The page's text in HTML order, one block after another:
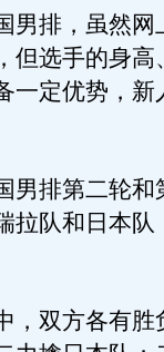
排，虽然网
但选手的身高
一定优势，新
排第二轮和
拉队和日本队
双方各有胜